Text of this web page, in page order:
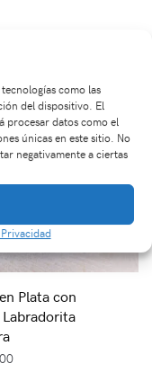
como las
del dispositivo. El
procesar datos como el
únicas en este sitio. No
negativamente a ciertas
Plata con
Labradorita